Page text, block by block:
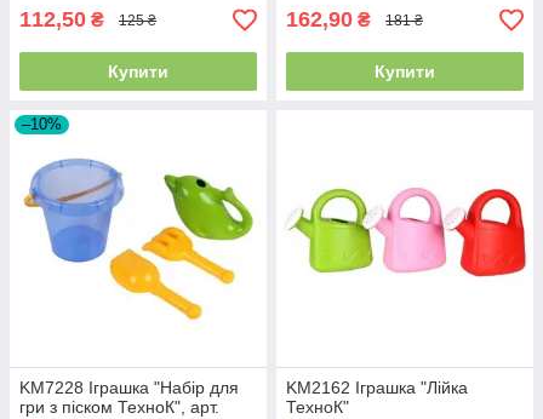
112,50 ₴ 125 ₴
Купити
162,90 ₴ 181 ₴
Купити
–10%
KM7228 Іграшка "Набір для
гри з піском ТехноК", арт.
KM2162 Іграшка "Лійка
ТехноК"